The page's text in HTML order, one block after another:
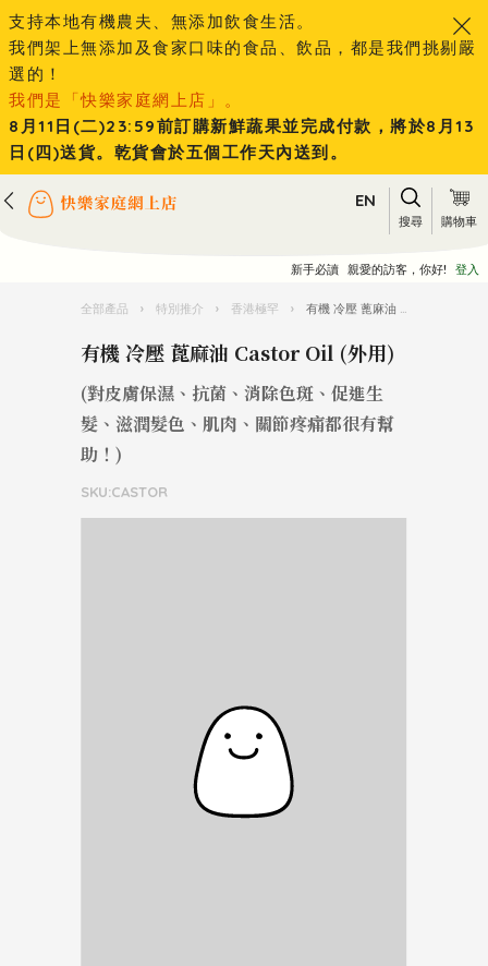
支持本地有機農夫、無添加飲食生活。
我們架上無添加及食家口味的食品、飲品，都是我們挑剔嚴
選的！
我們是「快樂家庭網上店」。
8月11日(二)23:59前訂購新鮮蔬果並完成付款，將於8月13
日(四)送貨。乾貨會於五個工作天內送到。
EN
搜尋 購物車
新手必讀 親愛的訪客，你好! 登入
全部產品 › 特別推介 › 香港極罕 › 有機 冷壓 蓖麻油 Castor Oil (外用)
有機 冷壓 蓖麻油 Castor Oil (外用)
(對皮膚保濕、抗菌、消除色斑、促進生
髮、滋潤髮色、肌肉、關節疼痛都很有幫
助！)
SKU:CASTOR